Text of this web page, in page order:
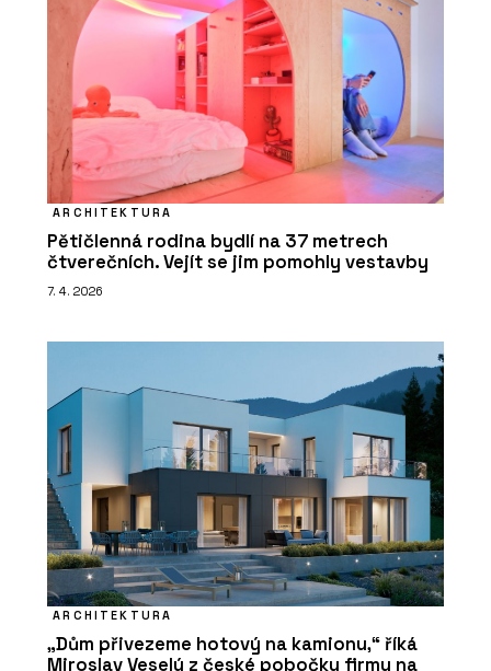
ARCHITEKTURA
Pětičlenná rodina bydlí na 37 metrech
čtverečních. Vejít se jim pomohly vestavby
7. 4. 2026
ARCHITEKTURA
„Dům přivezeme hotový na kamionu,“ říká
Miroslav Veselý z české pobočky firmy na